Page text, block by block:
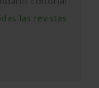
las revistas